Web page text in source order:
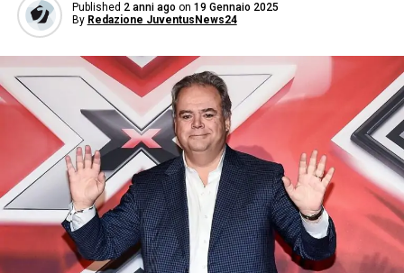
Published 2 anni ago on 19 Gennaio 2025
By Redazione JuventusNews24